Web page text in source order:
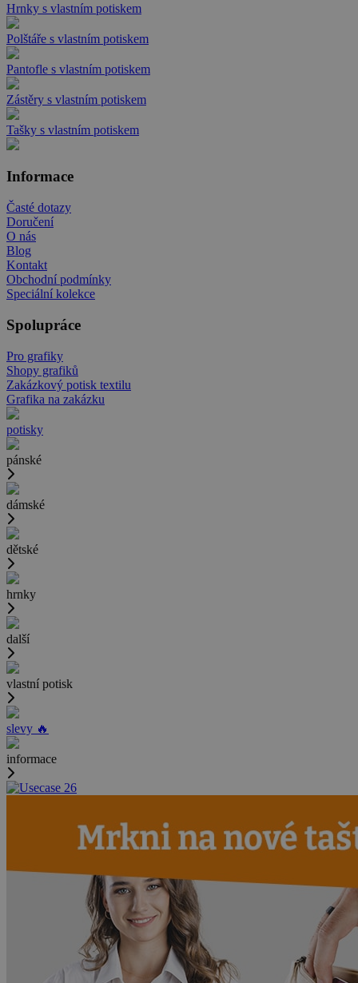
Hrnky s vlastním potiskem
Polštáře s vlastním potiskem
Pantofle s vlastním potiskem
Zástěry s vlastním potiskem
Tašky s vlastním potiskem
Informace
Časté dotazy
Doručení
O nás
Blog
Kontakt
Obchodní podmínky
Speciální kolekce
Spolupráce
Pro grafiky
Shopy grafiků
Zakázkový potisk textilu
Grafika na zakázku
potisky
pánské
dámské
dětské
hrnky
další
vlastní potisk
slevy 🔥
informace